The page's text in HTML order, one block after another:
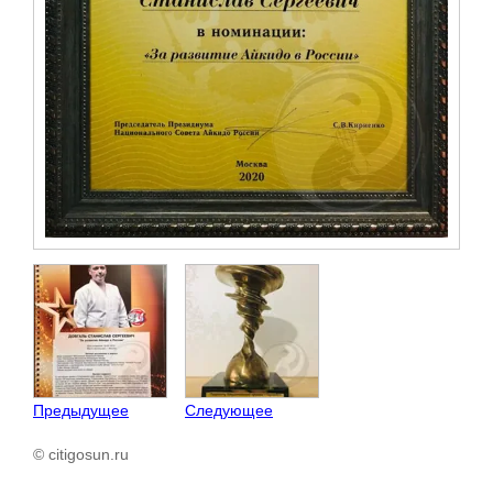
Предыдущее Следующее
© citigosun.ru